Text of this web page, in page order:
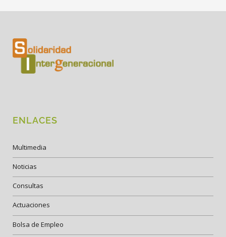
ENLACES
Multimedia
Noticias
Consultas
Actuaciones
Bolsa de Empleo